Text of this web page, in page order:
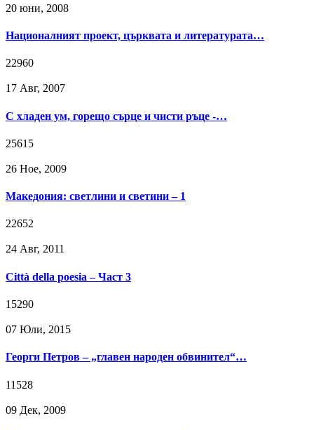
20 юни, 2008
Националният проект, църквата и литературата…
22960
17 Авг, 2007
С хладен ум, горещо сърце и чисти ръце -…
25615
26 Ное, 2009
Македония: светлини и светини – 1
22652
24 Авг, 2011
Città della poesia – Част 3
15290
07 Юли, 2015
Георги Петров – „главен народен обвинител“…
11528
09 Дек, 2009